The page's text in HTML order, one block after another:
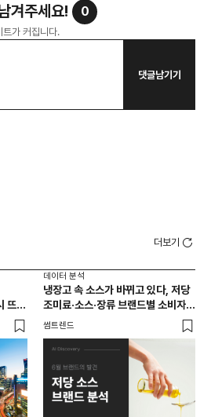
겨주세요! 0
트가 커집니다.
댓글남기기
더보기
뜨는
데이터 분석
냉장고 속 소스가 바뀌고 있다, 저당
조미료·소스·장류 브랜드별 소비자
반응 분석
썸트렌드